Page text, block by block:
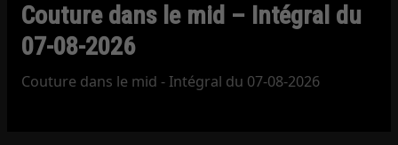
Couture dans le mid – Intégral du
07-08-2026
Couture dans le mid - Intégral du 07-08-2026